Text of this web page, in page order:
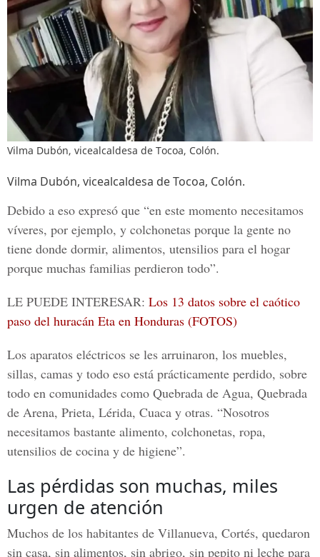
Vilma Dubón, vicealcaldesa de Tocoa, Colón.
Vilma Dubón, vicealcaldesa de Tocoa, Colón.
Debido a eso expresó que “en este momento necesitamos
víveres, por ejemplo, y colchonetas porque la gente no
tiene donde dormir, alimentos, utensilios para el hogar
porque muchas familias perdieron todo”.
LE PUEDE INTERESAR: Los 13 datos sobre el caótico
paso del huracán Eta en Honduras (FOTOS)
Los aparatos eléctricos se les arruinaron, los muebles,
sillas, camas y todo eso está prácticamente perdido, sobre
todo en comunidades como Quebrada de Agua, Quebrada
de Arena, Prieta, Lérida, Cuaca y otras. “Nosotros
necesitamos bastante alimento, colchonetas, ropa,
utensilios de cocina y de higiene”.
Las pérdidas son muchas, miles
urgen de atención
Muchos de los habitantes de Villanueva, Cortés, quedaron
sin casa, sin alimentos, sin abrigo, sin pepito ni leche para